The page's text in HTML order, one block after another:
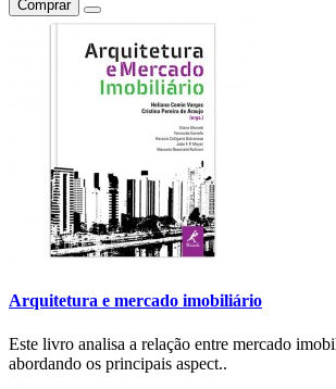
Comprar
Arquitetura e mercado imobiliário
Este livro analisa a relação entre mercado
abordando os principais aspect..